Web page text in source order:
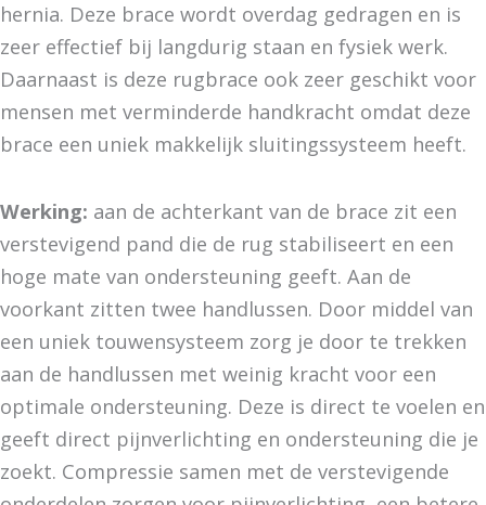
hernia. Deze brace wordt overdag gedragen en is
zeer effectief bij langdurig staan en fysiek werk.
Daarnaast is deze rugbrace ook zeer geschikt voor
mensen met verminderde handkracht omdat deze
brace een uniek makkelijk sluitingssysteem heeft.
Werking: aan de achterkant van de brace zit een
verstevigend pand die de rug stabiliseert en een
hoge mate van ondersteuning geeft. Aan de
voorkant zitten twee handlussen. Door middel van
een uniek touwensysteem zorg je door te trekken
aan de handlussen met weinig kracht voor een
optimale ondersteuning. Deze is direct te voelen en
geeft direct pijnverlichting en ondersteuning die je
zoekt. Compressie samen met de verstevigende